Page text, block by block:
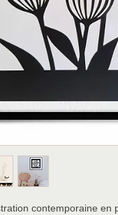
contemporaine en